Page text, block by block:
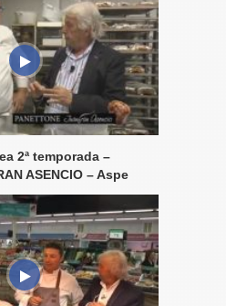
2ª temporada –
ASENCIO – Aspe